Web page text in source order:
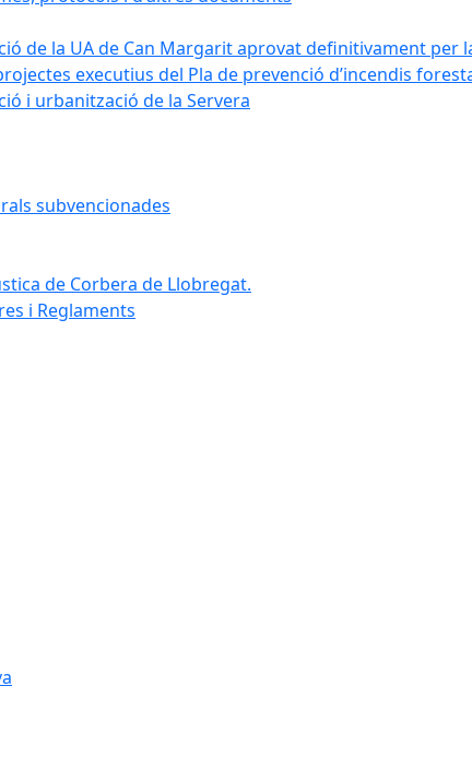
de la UA de Can Margarit aprovat definitivament per
executius del Pla de prevenció d’incendis
i urbanització de la Servera
subvencionades
de Corbera de Llobregat.
i Reglaments